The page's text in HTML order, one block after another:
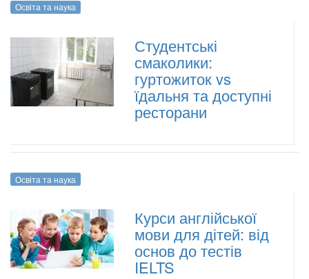
Освіта та наука
Студентські
смаколики:
гуртожиток vs
їдальня та доступні
ресторани
Освіта та наука
Курси англійської
мови для дітей: від
основ до тестів
IELTS